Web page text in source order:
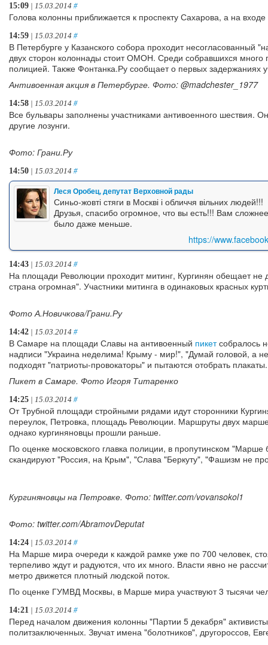
15:09 | 15.03.2014 #
Голова колонны приближается к проспекту Сахарова, а на
14:59 | 15.03.2014 #
В Петербурге у Казанского собора проходит несогласованный
двух сторон колоннады стоит ОМОН. Среди собравшихся
полицией. Также Фонтанка.Ру сообщает о первых задержаниях
Антивоенная акция в Петербурге. Фото: @madchester_1977
14:58 | 15.03.2014 #
Все бульвары заполнены участниками антивоенного шествия.
другие лозунги.
Фото: Грани.Ру
14:50 | 15.03.2014 #
Леся Оробец, депутат Верховной рады
Синьо-жовті стяги в Москві і обличчя вільних людей!!!
Друзья, спасибо огромное, что вы есть!!! Вам
было даже меньше.
https://
14:43 | 15.03.2014 #
На площади Революции проходит митинг, Кургинян обещает не
страна огромная". Участники митинга в одинаковых красных
Фото А.Новичкова/Грани.Ру
14:42 | 15.03.2014 #
В Самаре на площади Славы на антивоенный пикетсобралось
надписи "Украина неделима! Крыму - мир!", "Думай головой, а
подходят "патриоты-провокаторы" и пытаются отобрать плакаты.
Пикет в Самаре. Фото Игоря Титаренко
14:25 | 15.03.2014 #
От Трубной площади стройными рядами идут сторонники
переулок, Петровка, площадь Революции. Маршруты двух
однако кургиняновцы прошли раньше.
По оценке московского главка полиции, в пропутинском "Марше
скандируют "Россия, на Крым", "Слава "Беркуту", "Фашизм не
Кургиняновцы на Петровке. Фото: twitter.com/vovansokol1
Фото: twitter.com/AbramovDeputat
14:24 | 15.03.2014 #
На Марше мира очереди к каждой рамке уже по 700 человек,
терпеливо ждут и радуются, что их много. Власти явно не
метро движется плотный людской поток.
По оценке ГУМВД Москвы, в Марше мира участвуют 3 тысячи
14:21 | 15.03.2014 #
Перед началом движения колонны "Партии 5 декабря"
политзаключенных. Звучат имена "болотников", другороссов,